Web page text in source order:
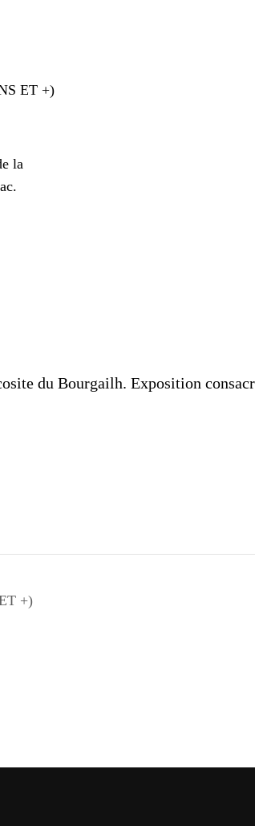
la
du Bourgailh. Exposition
+)